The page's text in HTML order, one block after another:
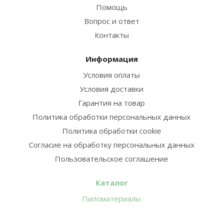
Помощь
Вопрос и ответ
Контакты
Информация
Условия оплаты
Условия доставки
Гарантия на товар
Политика обработки персональных данных
Политика обработки cookie
Согласие на обработку персональных данных
Пользовательское соглашение
Каталог
Пиломатериалы